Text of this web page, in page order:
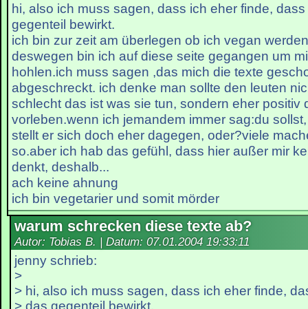
hi, also ich muss sagen, dass ich eher finde,
gegenteil bewirkt.
ich bin zur zeit am überlegen ob ich vegan
deswegen bin ich auf diese seite gegangen um
hohlen.ich muss sagen ,das mich die texte
abgeschreckt. ich denke man sollte den leuten
schlecht das ist was sie tun, sondern eher positiv
vorleben.wenn ich jemandem immer sag:du
stellt er sich doch eher dagegen, oder?viele
so.aber ich hab das gefühl, dass hier außer mir
denkt, deshalb...
ach keine ahnung
ich bin vegetarier und somit mörder
warum schrecken diese texte ab?
Autor: Tobias B. | Datum: 07.01.2004 19:33:11
jenny schrieb:
>
> hi, also ich muss sagen, dass ich eher finde,
> das gegenteil bewirkt.